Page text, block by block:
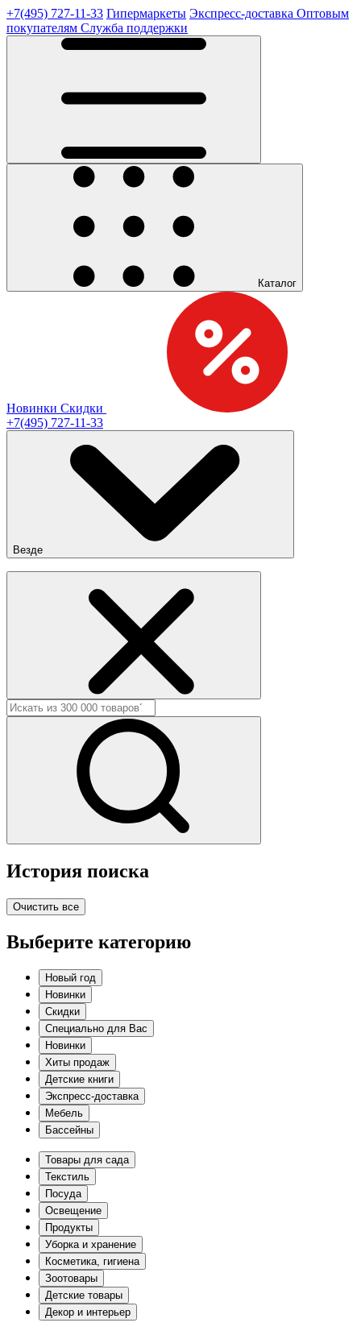
+7(495) 727-11-33 Гипермаркеты Экспресс-доставка Оптовым
покупателям Служба поддержки
Каталог
Новинки Скидки
+7(495) 727-11-33
Везде
История поиска
Очистить все
Выберите категорию
Новый год
Новинки
Скидки
Специально для Вас
Новинки
Хиты продаж
Детские книги
Экспресс-доставка
Мебель
Бассейны
Товары для сада
Текстиль
Посуда
Освещение
Продукты
Уборка и хранение
Косметика, гигиена
Зоотовары
Детские товары
Декор и интерьер